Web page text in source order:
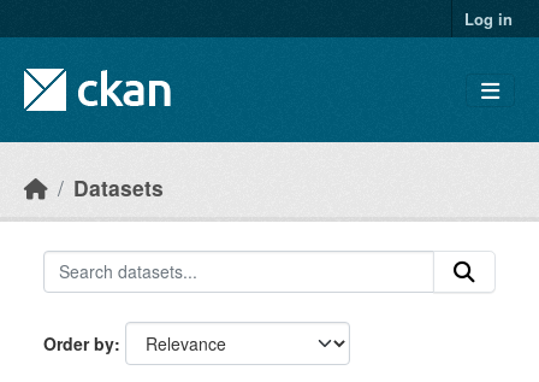
Log in
Datasets
Order by